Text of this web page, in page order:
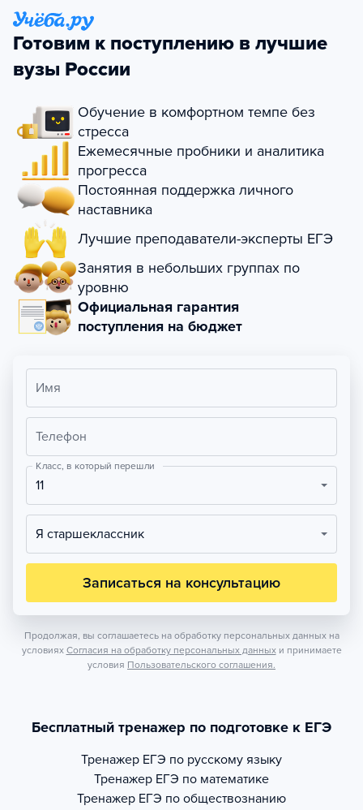
Готовим к поступлению в лучшие
вузы России
Обучение в комфортном темпе без
стресса
Ежемесячные пробники и аналитика
прогресса
Постоянная поддержка личного
наставника
Лучшие преподаватели-эксперты ЕГЭ
Занятия в небольших группах по
уровню
Официальная гарантия
поступления на бюджет
Имя
Телефон
Класс, в который перешли
11
Я старшеклассник
Записаться на консультацию
Продолжая, вы соглашаетесь на обработку персональных данных на
условиях Согласия на обработку персональных данных и принимаете
условия Пользовательского соглашения.
Бесплатный тренажер по подготовке к ЕГЭ
Тренажер ЕГЭ по русскому языку
Тренажер ЕГЭ по математике
Тренажер ЕГЭ по обществознанию